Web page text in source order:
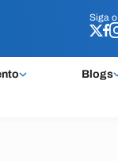
Siga o
Blogs
Siga o